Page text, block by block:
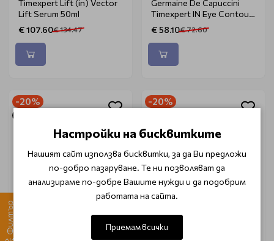
Филтър
Timexpert Lift (in) Vector
Lift Serum 50ml
€ 107.60€ 134.47
Germaine De Capuccini
Timexpert IN Eye Contour
15ml
€ 58.10€ 72.60
-20%
Лифтинг крем за шия и
-20%
Настройки на бисквитките
Нашият сайт използва бисквитки, за да Ви предложи
по-добро пазаруване. Те ни позволяват да
анализираме по-добре Вашите нужди и да подобрим
работата на сайта.
Приемам всички